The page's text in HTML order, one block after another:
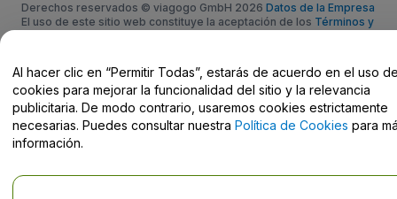
Derechos reservados © viagogo GmbH 2026 Datos de la Empresa
El uso de este sitio web constituye la aceptación de los Términos y
No compartir mi información personal ni tus opciones de
privacidad
Al hacer clic en “Permitir Todas”, estarás de acuerdo en el uso
cookies para mejorar la funcionalidad del sitio y la relevancia
publicitaria. De modo contrario, usaremos cookies estrictamente
necesarias. Puedes consultar nuestra Política de Cookies para
información.